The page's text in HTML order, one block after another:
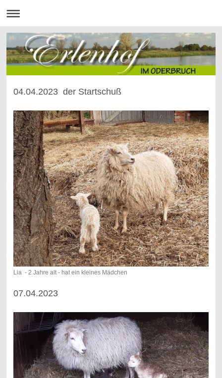
04.04.2023 der Startschuß
Lia - 2 Jahre alt - hat ein kleines Mädchen
07.04.2023